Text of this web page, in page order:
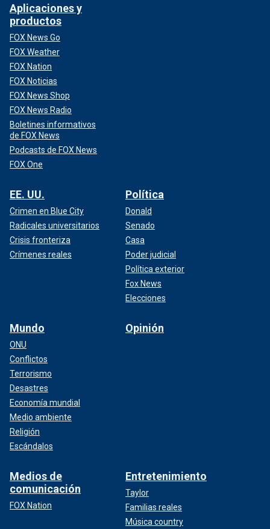
Aplicaciones y
productos
FOX News Go
FOX Weather
FOX Nation
FOX Noticias
FOX News Shop
FOX News Radio
Boletines informativos
de FOX News
Podcasts de FOX News
FOX One
EE. UU.
Crimen en Blue City
Radicales universitarios
Crisis fronteriza
Crímenes reales
Política
Donald
Senado
Casa
Poder judicial
Política exterior
Fox News
Elecciones
Mundo
ONU
Conflictos
Terrorismo
Desastres
Economía mundial
Medio ambiente
Religión
Escándalos
Opinión
Medios de
comunicación
FOX Nation
Entretenimiento
Taylor
Familias reales
Música country